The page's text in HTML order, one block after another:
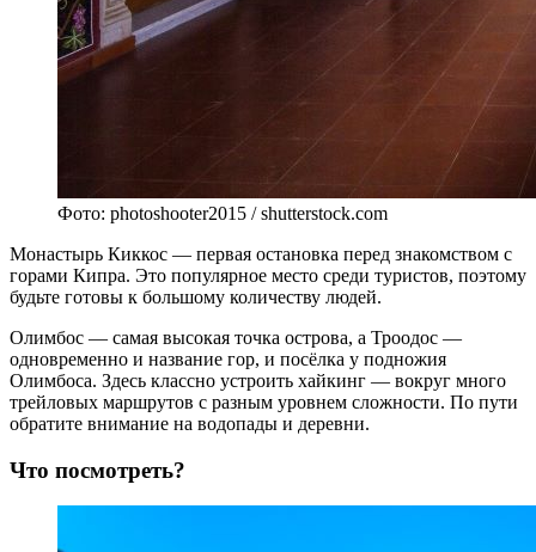
Фото: photoshooter2015 / shutterstock.com
Монастырь Киккос — первая остановка перед знакомством с
горами Кипра. Это популярное место среди туристов, поэтому
будьте готовы к большому количеству людей.
Олимбос — самая высокая точка острова, а Троодос —
одновременно и название гор, и посёлка у подножия
Олимбоса. Здесь классно устроить хайкинг — вокруг много
трейловых маршрутов с разным уровнем сложности. По пути
обратите внимание на водопады и деревни.
Что посмотреть?